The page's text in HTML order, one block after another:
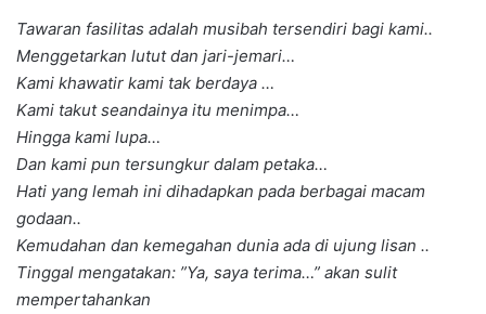
Tawaran fasilitas adalah musibah tersendiri bagi kami..
Menggetarkan lutut dan jari-jemari…
Kami khawatir kami tak berdaya …
Kami takut seandainya itu menimpa…
Hingga kami lupa…
Dan kami pun tersungkur dalam petaka…
Hati yang lemah ini dihadapkan pada berbagai macam
godaan..
Kemudahan dan kemegahan dunia ada di ujung lisan ..
Tinggal mengatakan: ”Ya, saya terima…” akan sulit
mempertahankan